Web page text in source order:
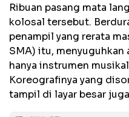
Ribuan pasang mata
kolosal tersebut.
penampil yang rerata
SMA) itu, menyuguhkan
hanya instrumen
Koreografinya yang
tampil di layar besar